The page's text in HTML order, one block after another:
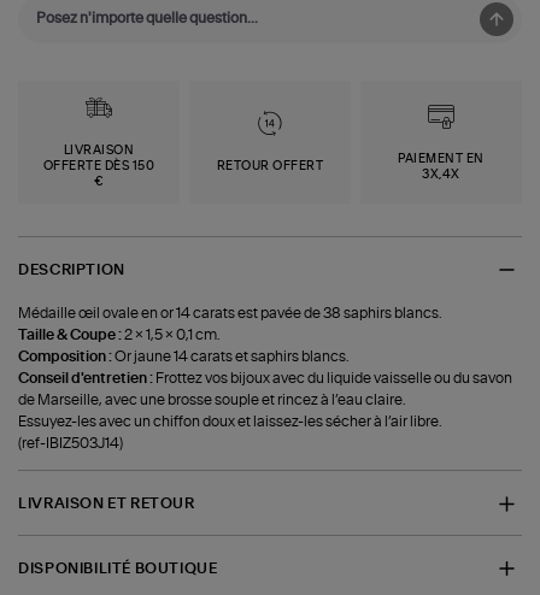
LIVRAISON
OFFERTE DÈS 150
€
RETOUR OFFERT
PAIEMENT EN
3X,4X
DESCRIPTION
Médaille œil ovale en or 14 carats est pavée de 38 saphirs blancs.
Taille & Coupe :2 × 1,5 × 0,1 cm.
Composition :Or jaune 14 carats et saphirs blancs.
Conseil d'entretien : Frottez vos bijoux avec du liquide vaisselle ou du savon
de Marseille, avec une brosse souple et rincez à l’eau claire.
Essuyez-les avec un chiffon doux et laissez-les sécher à l’air libre.
(ref-IBIZ503J14)
LIVRAISON ET RETOUR
DISPONIBILITÉ BOUTIQUE